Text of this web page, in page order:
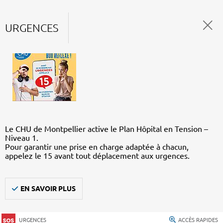
URGENCES
Le CHU de Montpellier active le Plan Hôpital en Tension –
Niveau 1.
Pour garantir une prise en charge adaptée à chacun,
appelez le 15 avant tout déplacement aux urgences.
EN SAVOIR PLUS
URGENCES ACCÈS RAPIDES